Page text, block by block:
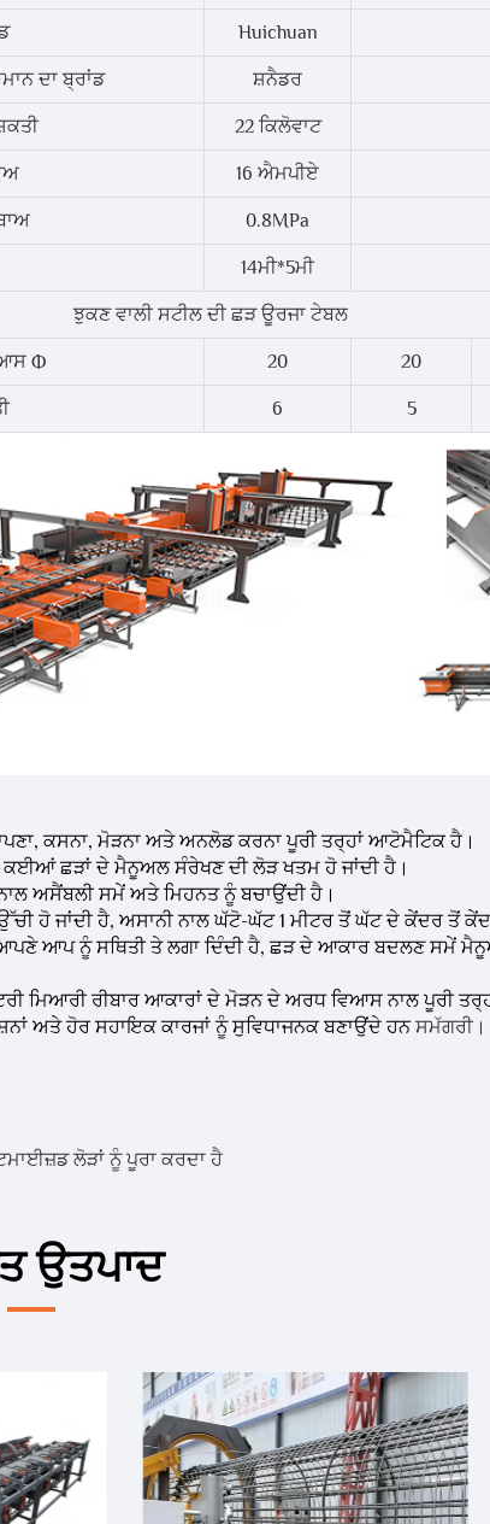
Huichuan
ਦਾ ਬ੍ਰਾਂਡ ਸ਼ਨੈਡਰ
22 ਕਿਲੋਵਾਟ
16 ਐਮਪੀਏ
0.8MPa
14ਮੀ*5ਮੀ
ਝੁਕਣ ਵਾਲੀ ਸਟੀਲ ਦੀ ਛੜ ਊਰਜਾ ਟੇਬਲ
Ф 20 20
6 5
ਕਸਨਾ, ਮੋੜਨਾ ਅਤੇ ਅਨਲੋਡ ਕਰਨਾ ਪੂਰੀ ਤਰ੍ਹਾਂ ਆਟੋਮੈਟਿਕ ਹੈ।
ਕਈਆਂ ਛੜਾਂ ਦੇ ਮੈਨੂਅਲ ਸੰਰੇਖਣ ਦੀ ਲੋੜ ਖਤਮ ਹੋ ਜਾਂਦੀ ਹੈ।
ਅਸੈਂਬਲੀ ਸਮੇਂ ਅਤੇ ਮਿਹਨਤ ਨੂੰ ਬਚਾਉਂਦੀ ਹੈ।
ਹੋ ਜਾਂਦੀ ਹੈ, ਅਸਾਨੀ ਨਾਲ ਘੱਟੋ-ਘੱਟ 1 ਮੀਟਰ ਤੋਂ ਘੱਟ ਦੇ ਕੇਂਦਰ ਤੋਂ
ਆਪ ਨੂੰ ਸਥਿਤੀ ਤੇ ਲਗਾ ਦਿੰਦੀ ਹੈ, ਛੜ ਦੇ ਆਕਾਰ ਬਦਲਣ ਸਮੇਂ
ਮਿਆਰੀ ਰੀਬਾਰ ਆਕਾਰਾਂ ਦੇ ਮੋੜਨ ਦੇ ਅਰਧ ਵਿਆਸ ਨਾਲ ਪੂਰੀ
ਅਤੇ ਹੋਰ ਸਹਾਇਕ ਕਾਰਜਾਂ ਨੂੰ ਸੁਵਿਧਾਜਨਕ ਬਣਾਉਂਦੇ ਹਨਸਮੱਗਰੀ।
ਲੋੜਾਂ ਨੂੰ ਪੂਰਾ ਕਰਦਾ ਹੈ
ਉਤਪਾਦ